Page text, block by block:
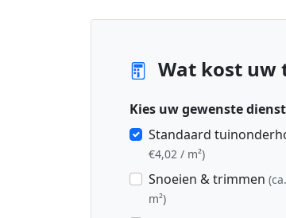
Wat kost uw
Kies uw gewenste
Standaard
€4,02 / m²)
Snoeien & trimmen
m²)